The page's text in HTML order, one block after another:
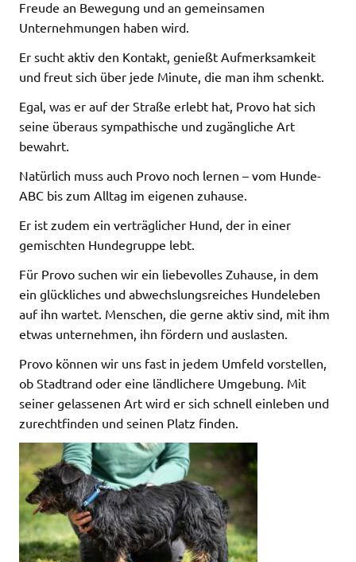
Freude an Bewegung und an gemeinsamen
Unternehmungen haben wird.
Er sucht aktiv den Kontakt, genießt Aufmerksamkeit
und freut sich über jede Minute, die man ihm schenkt.
Egal, was er auf der Straße erlebt hat, Provo hat sich
seine überaus sympathische und zugängliche Art
bewahrt.
Natürlich muss auch Provo noch lernen – vom Hunde-
ABC bis zum Alltag im eigenen zuhause.
Er ist zudem ein verträglicher Hund, der in einer
gemischten Hundegruppe lebt.
Für Provo suchen wir ein liebevolles Zuhause, in dem
ein glückliches und abwechslungsreiches Hundeleben
auf ihn wartet. Menschen, die gerne aktiv sind, mit ihm
etwas unternehmen, ihn fördern und auslasten.
Provo können wir uns fast in jedem Umfeld vorstellen,
ob Stadtrand oder eine ländlichere Umgebung. Mit
seiner gelassenen Art wird er sich schnell einleben und
zurechtfinden und seinen Platz finden.